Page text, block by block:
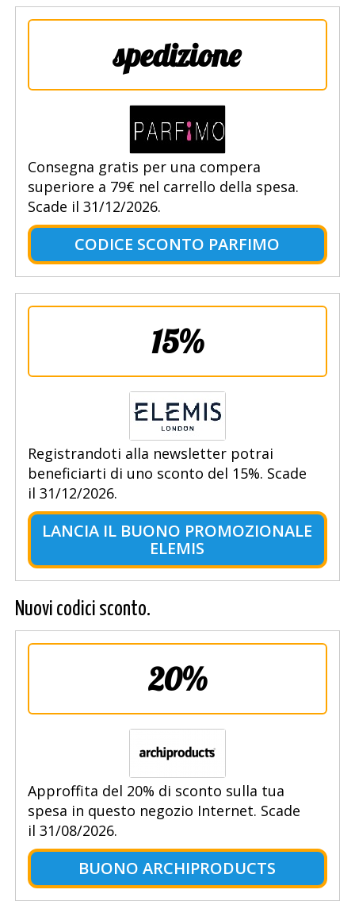
spedizione
Consegna gratis per una compera
superiore a 79€ nel carrello della spesa.
Scade il 31/12/2026.
CODICE SCONTO PARFIMO
15%
Registrandoti alla newsletter potrai
beneficiarti di uno sconto del 15%. Scade
il 31/12/2026.
LANCIA IL BUONO PROMOZIONALE
ELEMIS
Nuovi codici sconto.
20%
Approffita del 20% di sconto sulla tua
spesa in questo negozio Internet. Scade
il 31/08/2026.
BUONO ARCHIPRODUCTS